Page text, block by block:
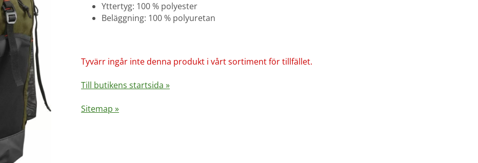
Yttertyg: 100 % polyester
Beläggning: 100 % polyuretan
Tyvärr ingår inte denna produkt i vårt sortiment för tillfället.
Till butikens startsida »
Sitemap »